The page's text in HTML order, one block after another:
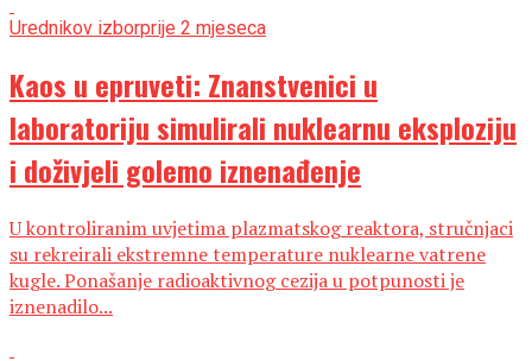
Urednikov izborprije 2 mjeseca
Kaos u epruveti: Znanstvenici u
laboratoriju simulirali nuklearnu eksploziju
i doživjeli golemo iznenađenje
U kontroliranim uvjetima plazmatskog reaktora, stručnjaci
su rekreirali ekstremne temperature nuklearne vatrene
kugle. Ponašanje radioaktivnog cezija u potpunosti je
iznenadilo...